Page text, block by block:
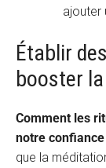
ajouter
Établir
booster
Comment les
notre confiance
que la